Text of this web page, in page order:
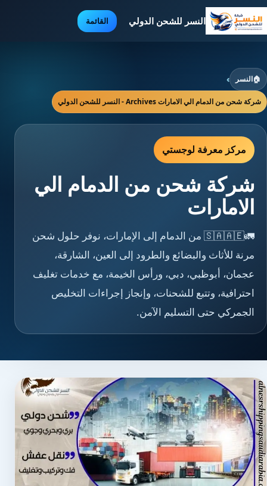
النسر للشحن الدولي القائمة
🏠النسر ›
شركة شحن من الدمام الي الامارات Archives - النسر للشحن الدولي
مركز معرفة لوجستي
شركة شحن من الدمام الي
الامارات
🚛🇸🇦🇦🇪 من الدمام إلى الإمارات، نوفر حلول شحن
مرنة للأثاث والبضائع والطرود إلى العين، الشارقة،
عجمان، أبوظبي، دبي، ورأس الخيمة، مع خدمات تغليف
احترافية، وتتبع للشحنات، وإنجاز إجراءات التخليص
الجمركي حتى التسليم الآمن.